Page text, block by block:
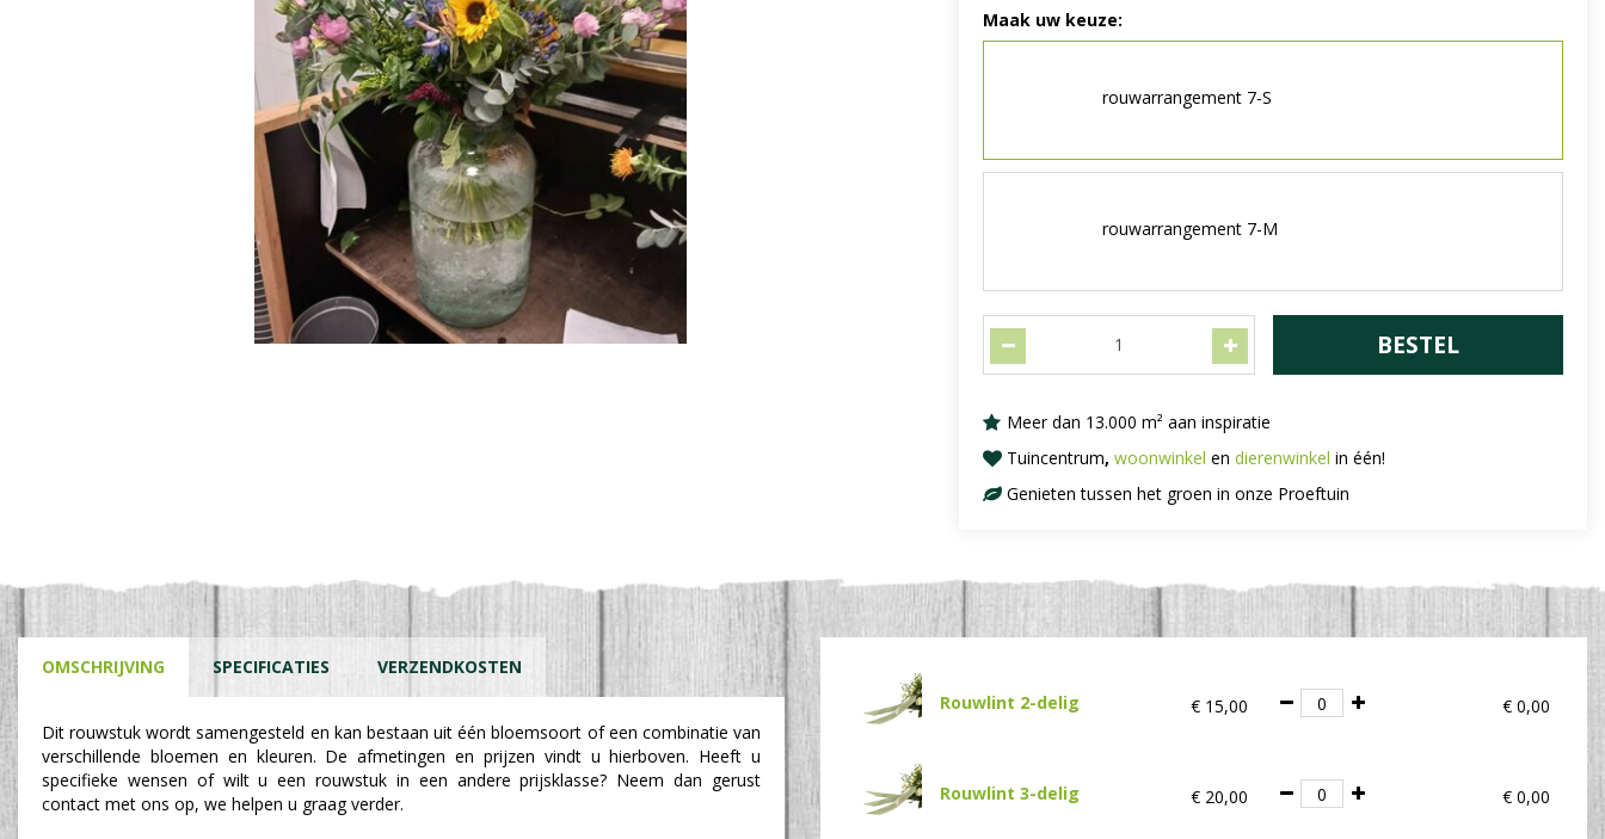
Maak uw keuze:
rouwarrangement 7-S
rouwarrangement 7-M
Meer dan 13.000 m² aan inspiratie
Tuincentrum,woonwinkelendierenwinkel in één!
Genieten tussen het groen in onze Proeftuin
OMSCHRIJVING SPECIFICATIES VERZENDKOSTEN
Dit rouwstuk wordt samengesteld en kan bestaan uit één bloemsoort of een combinatie van
verschillende bloemen en kleuren. De afmetingen en prijzen vindt u hierboven. Heeft u
specifieke wensen of wilt u een rouwstuk in een andere prijsklasse? Neem dan gerust
contact met ons op, we helpen u graag verder.
Rouwlint 2-delig € 15,00 € 0,00
Rouwlint 3-delig € 20,00 € 0,00